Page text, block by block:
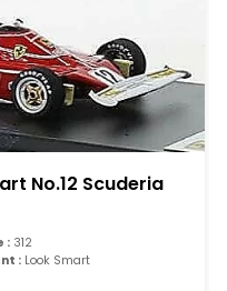
No.12 Scuderia
: 312
: Look Smart